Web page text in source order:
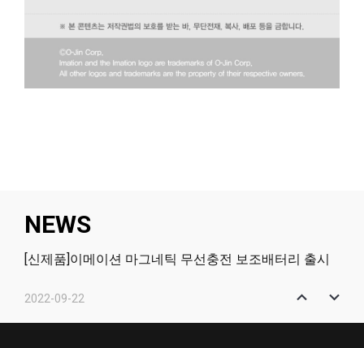
NEWS
[신제품]이메이션 마그네틱 무선충전 보조배터리 출시
2022-09-22